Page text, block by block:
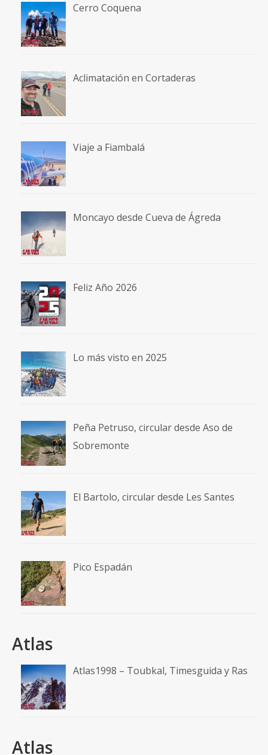
Cerro Coquena
Aclimatación en Cortaderas
Viaje a Fiambalá
Moncayo desde Cueva de Ágreda
Feliz Año 2026
Lo más visto en 2025
Peña Petruso, circular desde Aso de
Sobremonte
El Bartolo, circular desde Les Santes
Pico Espadán
Atlas
Atlas1998 – Toubkal, Timesguida y Ras
Atlas